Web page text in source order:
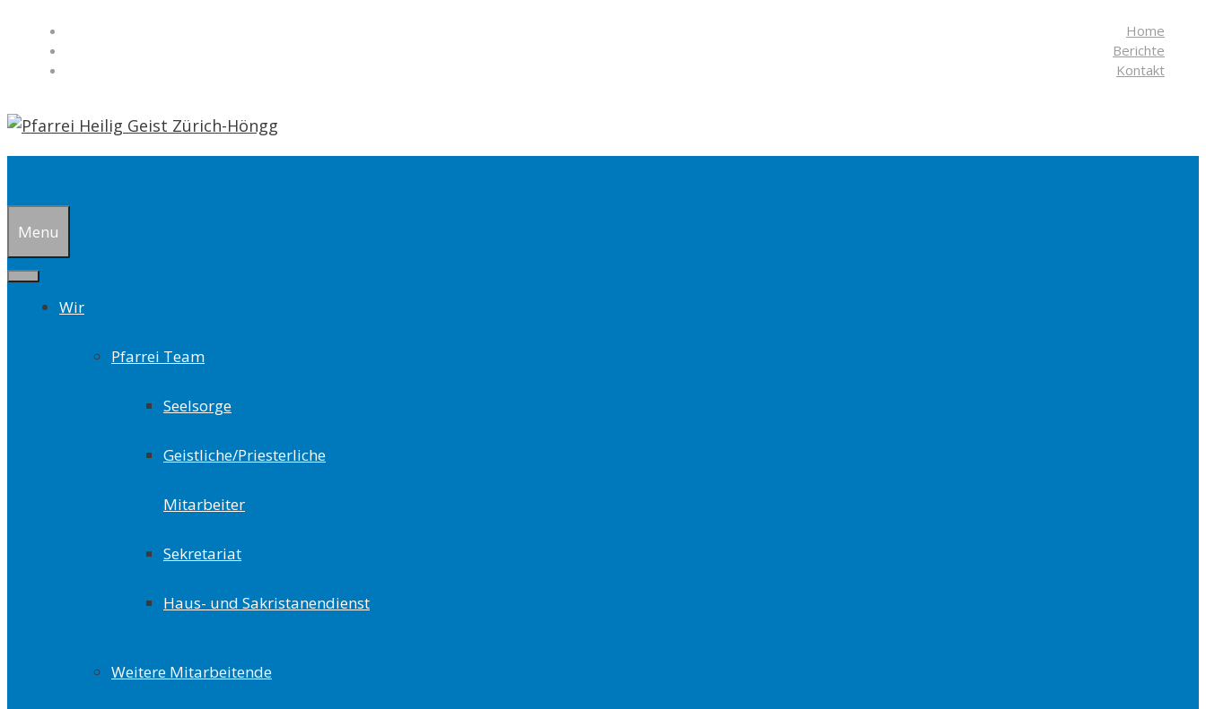
Inhalt
Home
Berichte
Kontakt
Menu
Wir
Pfarrei Team
Seelsorge
Geistliche/Priesterliche
Mitarbeiter
Sekretariat
Haus- und Sakristanendienst
Weitere Mitarbeitende